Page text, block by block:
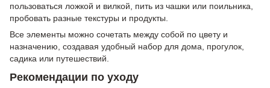
пользоваться ложкой и вилкой, пить из чашки или поильника,
пробовать разные текстуры и продукты.
Все элементы можно сочетать между собой по цвету и
назначению, создавая удобный набор для дома, прогулок,
садика или путешествий.
Рекомендации по уходу